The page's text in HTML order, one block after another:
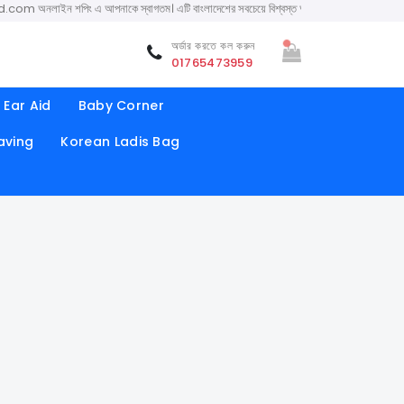
শপিং এ আপনাকে স্বাগতম। এটি বাংলাদেশের সবচেয়ে বিশ্বস্ত অনলাইন শপ। সারা
অর্ডার করতে কল করুন
01765473959
Ear Aid
Baby Corner
Korean Ladis Bag